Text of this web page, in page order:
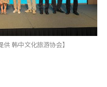
韩中文化旅游协会】